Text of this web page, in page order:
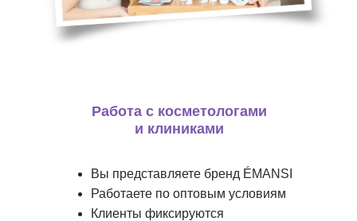
Работа с косметологами
и клиниками
Вы представляете бренд ÉMANSI
Работаете по оптовым условиям
Клиенты фиксируются